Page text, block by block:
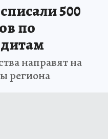
500
по
направят на
региона